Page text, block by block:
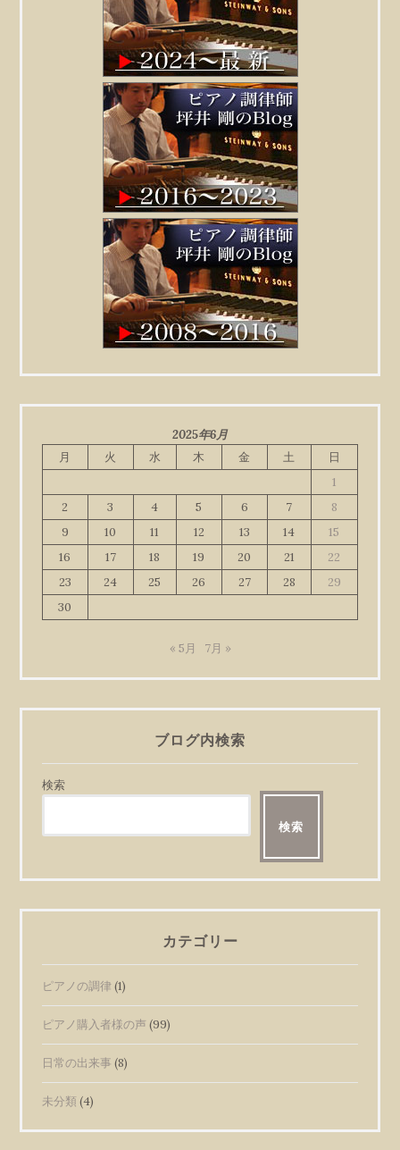
2025年6月
月
火 水 木 金 土
日
1
2
3 4 5 6 7
8
9
10 11 12 13 14
15
16
17 18 19 20 21
22
23
24 25 26 27 28
29
30
« 5月 7月 »
ブログ内検索
検索
検索
カテゴリー
ピアノの調律(1)
ピアノ購入者様の声 (99)
日常の出来事 (8)
未分類 (4)